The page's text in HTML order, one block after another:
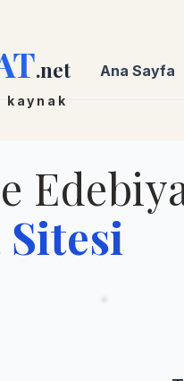
.net Ana Sayfa
kaynak